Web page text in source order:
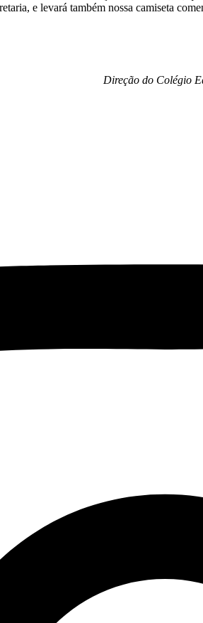
e levará também nossa camiseta
Direção do Colégio